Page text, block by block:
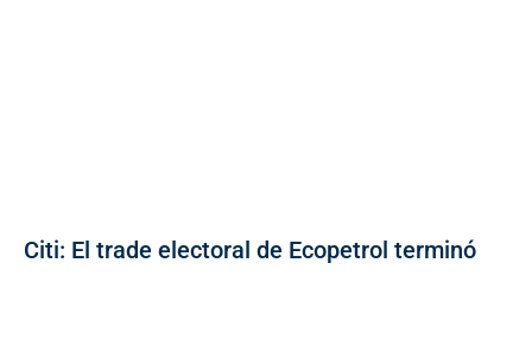
Citi: El trade electoral de Ecopetrol terminó